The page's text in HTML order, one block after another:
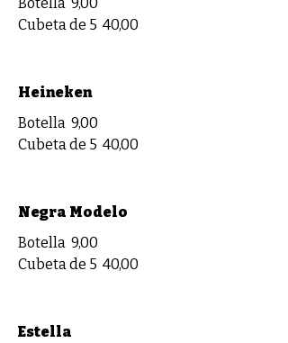
Cubeta de 5 40,00
Heineken
Botella 9,00
Cubeta de 5 40,00
Negra Modelo
Botella 9,00
Cubeta de 5 40,00
Estella